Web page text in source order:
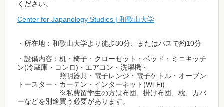
ください。
Center for Japanology Studies | 和歌山大学
・所在地：和歌山大学より徒歩30分、またはバスで約10分
・設備内容：机・椅子・クローゼット・ベッド・ミニキッチ
ン(冷蔵庫・コンロ)・エアコン・洗濯機・
照明器具・電子レンジ・電子ケトル・オーブン
トースター・カーテン・インターネット(Wi-Fi)
※私費留学生の方は布団、掛け布団、枕、カバ
ーなどを別途買う必要があります。